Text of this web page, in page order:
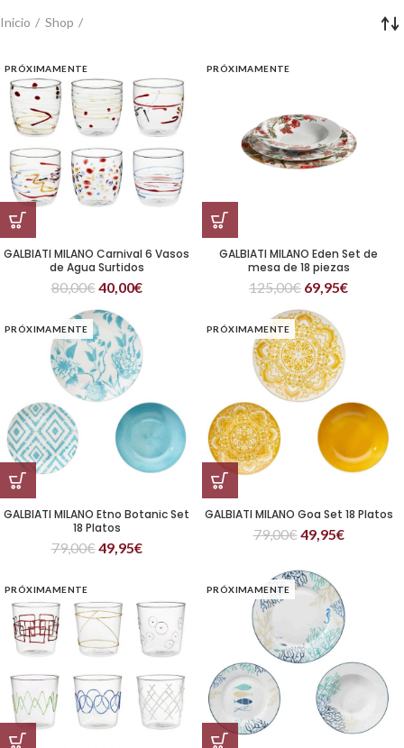
Inicio Shop
PRÓXIMAMENTE
GALBIATI MILANO Carnival 6 Vasos
de Agua Surtidos
80,00€40,00€
PRÓXIMAMENTE
GALBIATI MILANO Eden Set de
mesa de 18 piezas
125,00€ 69,95€
PRÓXIMAMENTE
GALBIATI MILANO Etno Botanic Set
18 Platos
79,00€49,95€
PRÓXIMAMENTE
GALBIATI MILANO Goa Set 18 Platos
79,00€49,95€
PRÓXIMAMENTE PRÓXIMAMENTE